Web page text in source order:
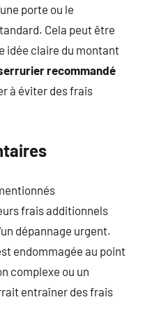
porte ou le
Cela peut être
idée claire du montant
recommandé
à éviter des frais
frais additionnels
dépannage urgent.
endommagée au point
complexe ou un
entraîner des frais